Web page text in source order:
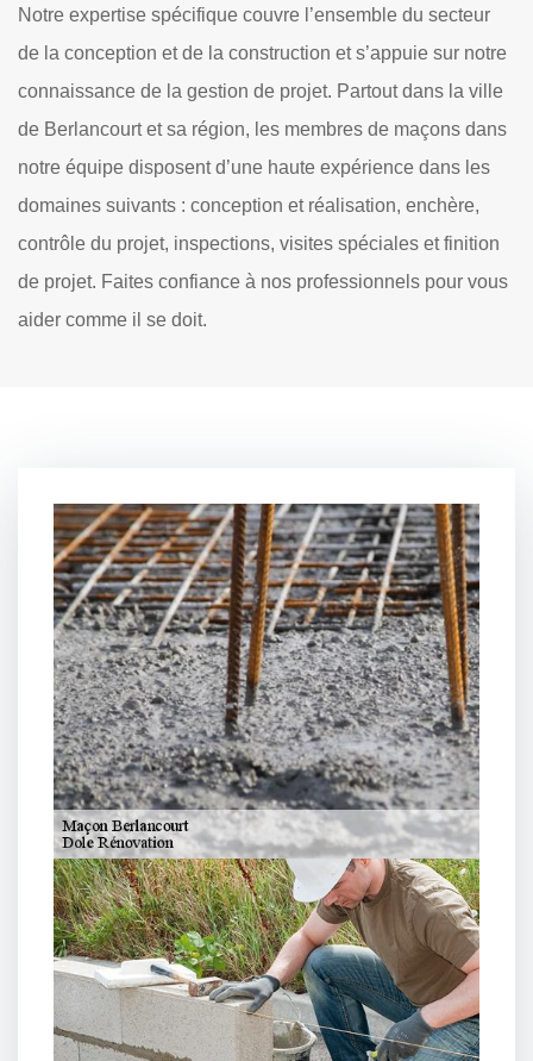
Notre expertise spécifique couvre l’ensemble du secteur
de la conception et de la construction et s’appuie sur notre
connaissance de la gestion de projet. Partout dans la ville
de Berlancourt et sa région, les membres de maçons dans
notre équipe disposent d’une haute expérience dans les
domaines suivants : conception et réalisation, enchère,
contrôle du projet, inspections, visites spéciales et finition
de projet. Faites confiance à nos professionnels pour vous
aider comme il se doit.